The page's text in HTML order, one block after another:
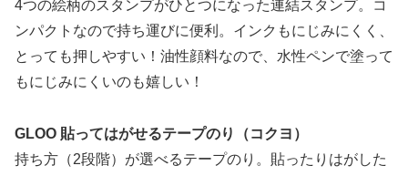
4つの絵柄のスタンプがひとつになった連結スタンプ。コ
ンパクトなので持ち運びに便利。インクもにじみにくく、
とっても押しやすい！油性顔料なので、水性ペンで塗って
もにじみにくいのも嬉しい！
GLOO 貼ってはがせるテープのり（コクヨ）
持ち方（2段階）が選べるテープのり。貼ったりはがした